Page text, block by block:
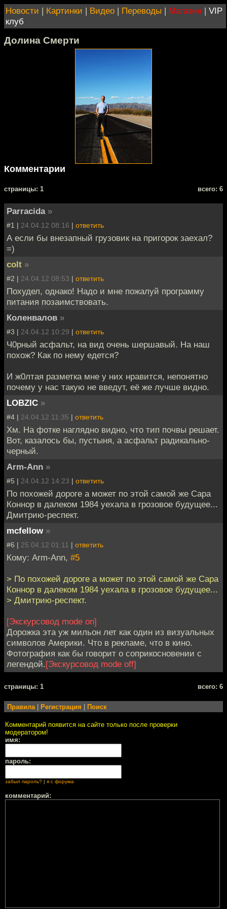
Новости | Картинки | Видео | Переводы | Магазин | VIP
клуб
Долина Смерти
Комментарии
cтраницы: 1 всего: 6
Parracida »
#1 | 24.04.12 08:16 | ответить
А если бы внезапный грузовик на пригорок заехал?
=)
colt »
#2 | 24.04.12 08:53 | ответить
Похудел, однако! Надо и мне пожалуй программу
питания позаимствовать.
Коленвалов »
#3 | 24.04.12 10:29 | ответить
Ч0рный асфальт, на вид очень шершавый. На наш
похож? Как по нему едется?
И ж0лтая разметка мне у них нравится, непонятно
почему у нас такую не введут, её же лучше видно.
LOBZIC »
#4 | 24.04.12 11:35 | ответить
Хм. На фотке наглядно видно, что тип почвы решает.
Вот, казалось бы, пустыня, а асфальт радикально-
черный.
Arm-Ann »
#5 | 24.04.12 14:23 | ответить
По похожей дороге а может по этой самой же Сара
Коннор в далеком 1984 уехала в грозовое будущее...
Дмитрию-респект.
mcfellow »
#6 | 25.04.12 01:11 | ответить
Кому: Arm-Ann, #5
> По похожей дороге а может по этой самой же Сара
Коннор в далеком 1984 уехала в грозовое будущее...
> Дмитрию-респект.
[Экскурсовод mode on]
Дорожка эта уж мильон лет как один из визуальных
символов Америки. Что в рекламе, что в кино.
Фотография как бы говорит о соприкосновении с
легендой.[Экскурсовод mode off]
cтраницы: 1 всего: 6
Правила| Регистрация Поиск
Комментарий появится на сайте только после проверки
модератором!
имя:
пароль:
забыл пароль? | я с форума
комментарий: